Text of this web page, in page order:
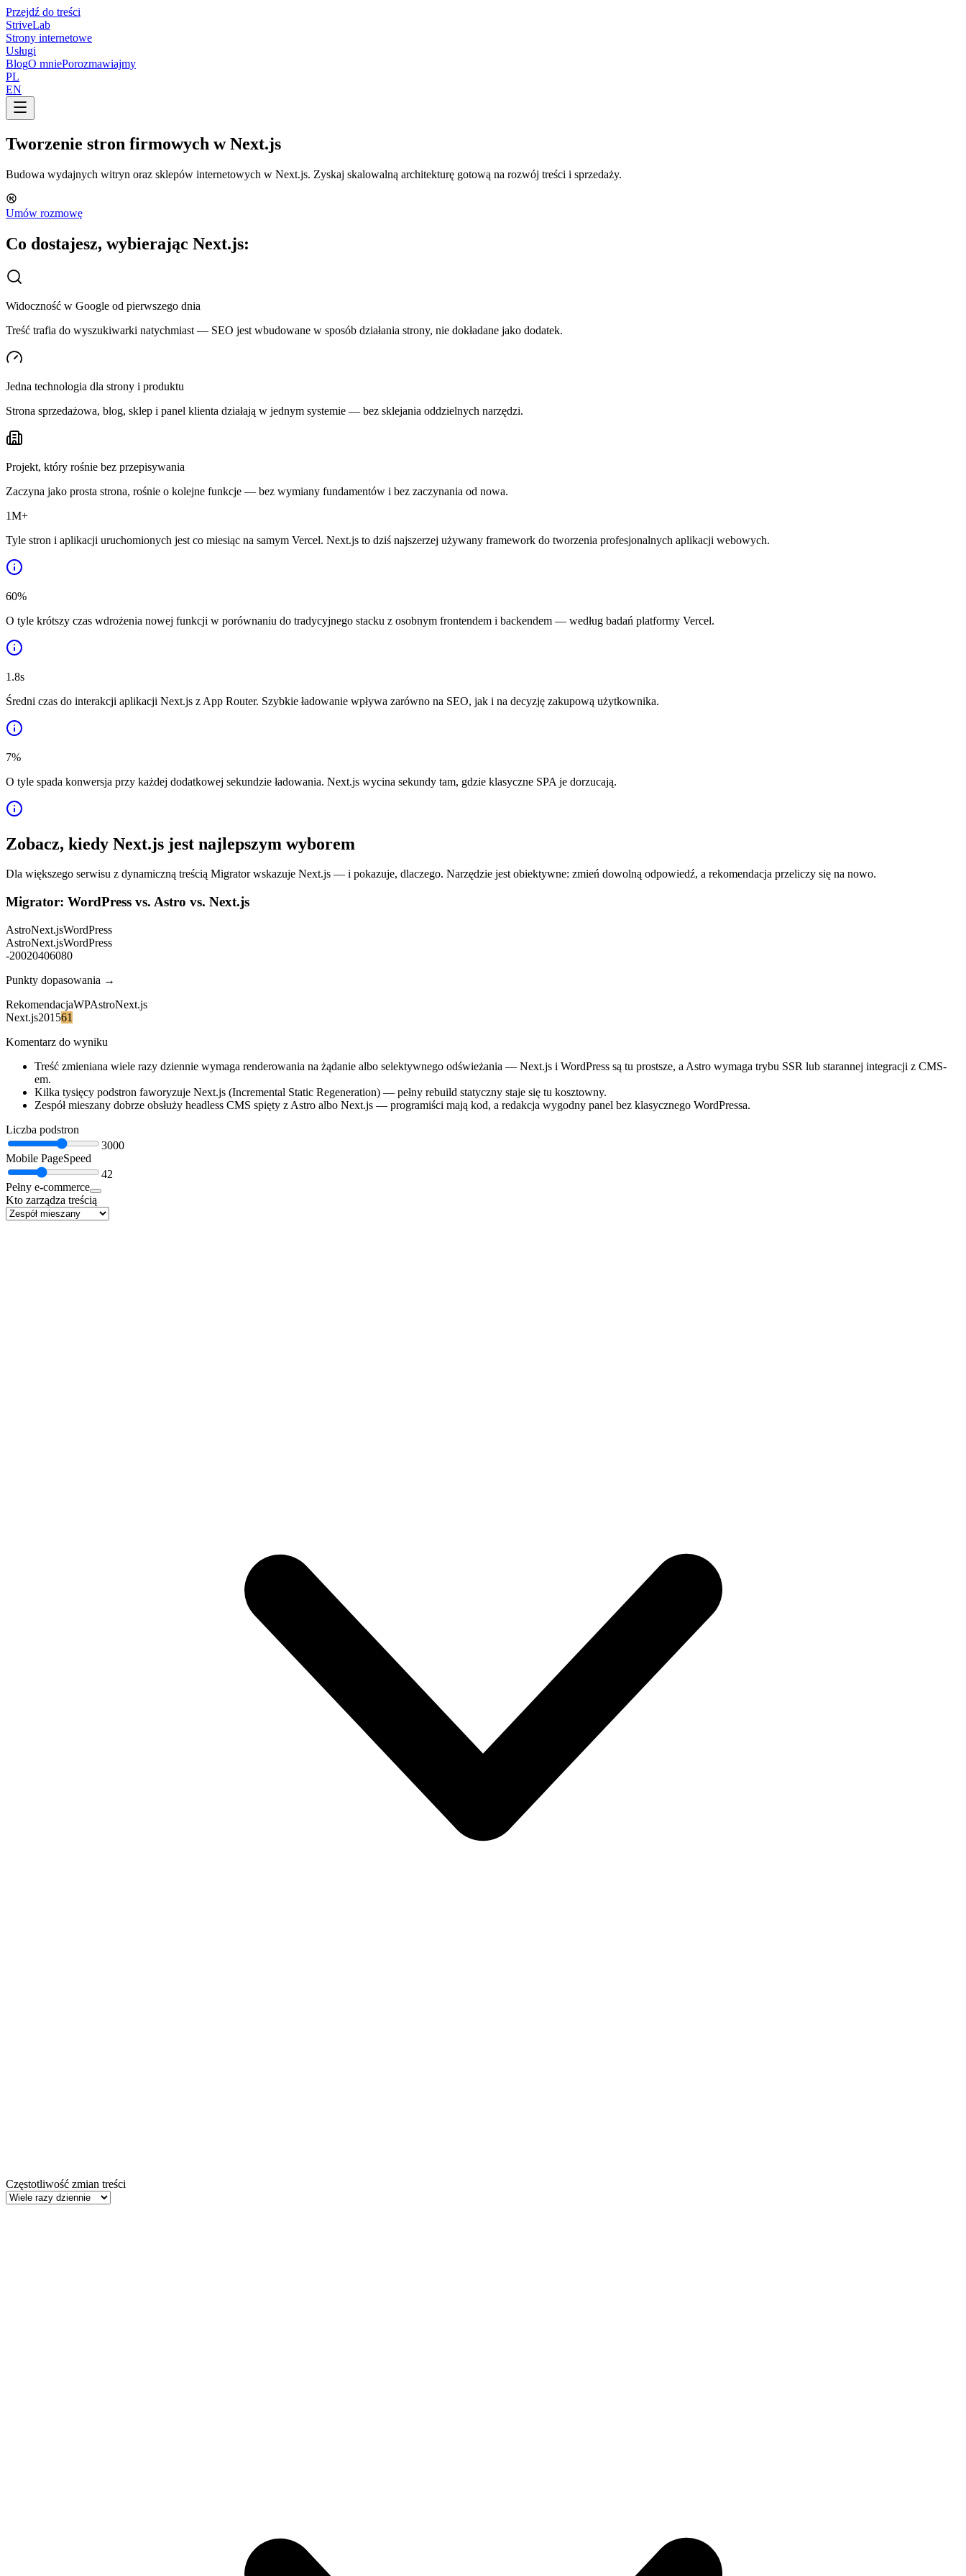
Przejdź do treści
StriveLab
Strony internetowe
Usługi
BlogO mniePorozmawiajmy
PL
EN
Tworzenie stron firmowych wNext.js
Budowa wydajnych witryn oraz sklepów internetowych w Next.js. Zyskaj skalowalną architekturę gotową na rozwój treści i sprzedaży.
Umów rozmowę
Co dostajesz, wybierając Next.js:
Widoczność w Google od pierwszego dnia
Treść trafia do wyszukiwarki natychmiast — SEO jest wbudowane w sposób działania strony, nie dokładane jako dodatek.
Jedna technologia dla strony i produktu
Strona sprzedażowa, blog, sklep i panel klienta działają w jednym systemie — bez sklejania oddzielnych narzędzi.
Projekt, który rośnie bez przepisywania
Zaczyna jako prosta strona, rośnie o kolejne funkcje — bez wymiany fundamentów i bez zaczynania od nowa.
1M+
Tyle stron i aplikacji uruchomionych jest co miesiąc na samym Vercel. Next.js to dziś najszerzej używany framework do tworzenia profesjonalnych aplikacji webowych.
60%
O tyle krótszy czas wdrożenia nowej funkcji w porównaniu do tradycyjnego stacku z osobnym frontendem i backendem — według badań platformy Vercel.
1.8s
Średni czas do interakcji aplikacji Next.js z App Router. Szybkie ładowanie wpływa zarówno na SEO, jak i na decyzję zakupową użytkownika.
7%
O tyle spada konwersja przy każdej dodatkowej sekundzie ładowania. Next.js wycina sekundy tam, gdzie klasyczne SPA je dorzucają.
Zobacz, kiedy Next.js jest najlepszym wyborem
Dla większego serwisu z dynamiczną treścią Migrator wskazuje Next.js — i pokazuje, dlaczego. Narzędzie jest obiektywne: zmień dowolną odpowiedź, a rekomendacja przeliczy się na nowo.
Migrator: WordPress vs. Astro vs. Next.js
AstroNext.jsWordPress
AstroNext.jsWordPress
-20020406080
Punkty dopasowania →
RekomendacjaWPAstroNext.js
Next.js201561
Komentarz do wyniku
Treść zmieniana wiele razy dziennie wymaga renderowania na żądanie albo selektywnego odświeżania — Next.js i WordPress są tu prostsze, a Astro wymaga trybu SSR lub starannej integracji z CMS-
em.
Kilka tysięcy podstron faworyzuje Next.js (Incremental Static Regeneration) — pełny rebuild statyczny staje się tu kosztowny.
Zespół mieszany dobrze obsłuży headless CMS spięty z Astro albo Next.js — programiści mają kod, a redakcja wygodny panel bez klasycznego WordPressa.
Liczba podstron
3000
Mobile PageSpeed
42
Pełny e-commerce
Kto zarządza treścią
Częstotliwość zmian treści